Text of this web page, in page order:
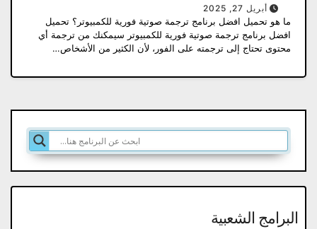
أبريل 27, 2025
ما هو تحميل افضل برنامج ترجمة صوتية فورية للكمبيوتر؟ تحميل
افضل برنامج ترجمة صوتية فورية للكمبيوتر سيمكنك من ترجمة أي
محتوى تحتاج إلى ترجمته على الفور، لأن الكثير من الأشخاص…
البرامج الشعبية